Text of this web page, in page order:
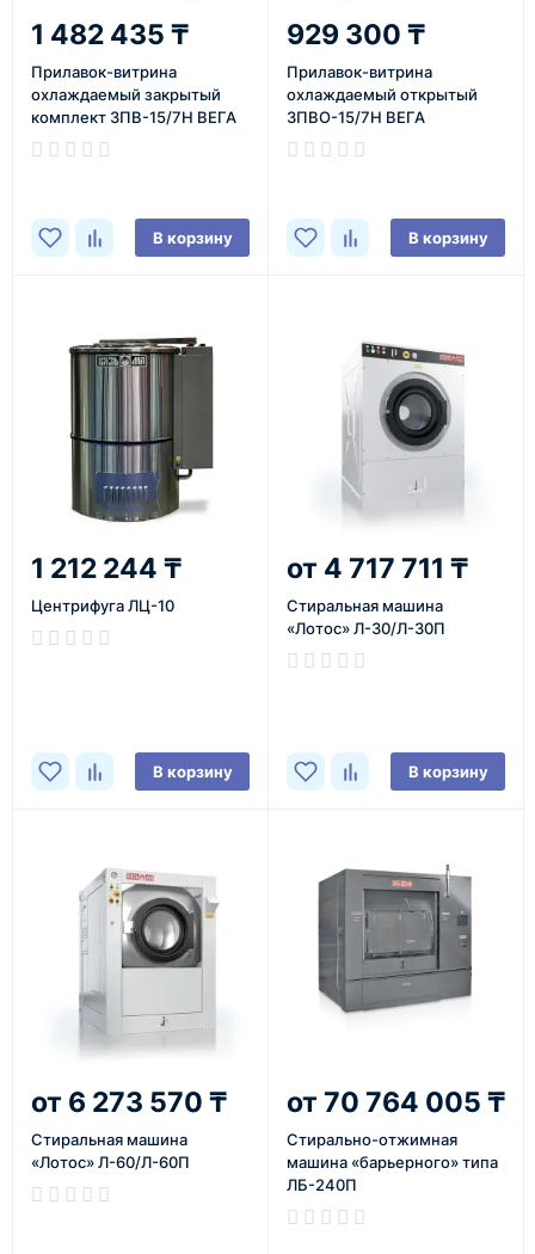
1 482 435 ₸
Прилавок-витрина
охлаждаемый закрытый
комплект 3ПВ-15/7Н ВЕГА
В корзину
929 300 ₸
Прилавок-витрина
охлаждаемый открытый
ЗПВО-15/7Н ВЕГА
В корзину
1 212 244 ₸
Центрифуга ЛЦ-10
В корзину
4 717 711 ₸
Cтиральная машина
«Лотос» Л-30/Л-30П
В корзину
6 273 570 ₸
Cтиральная машина
«Лотос» Л-60/Л-60П
70 764 005 ₸
Cтирально-отжимная
машина «барьерного» типа
ЛБ-240П